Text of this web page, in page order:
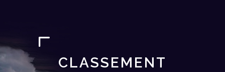
CLASSEMENT